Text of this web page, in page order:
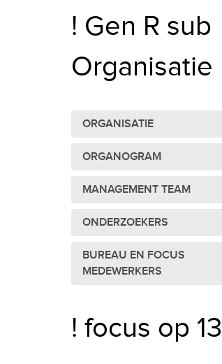
! Gen R sub
Organisatie
ORGANISATIE
ORGANOGRAM
MANAGEMENT TEAM
ONDERZOEKERS
BUREAU EN FOCUS
MEDEWERKERS
! focus op 13